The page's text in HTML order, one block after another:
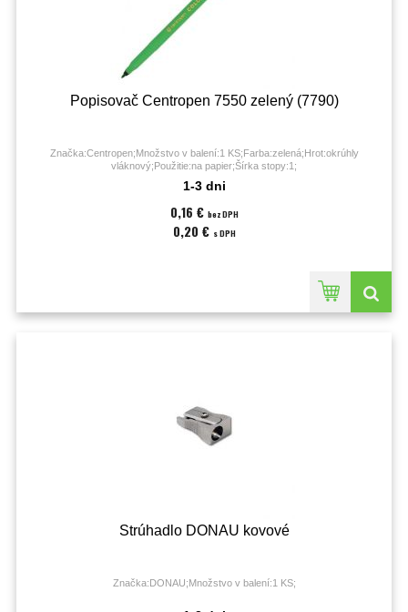
Popisovač Centropen 7550 zelený (7790)
Značka:Centropen;Množstvo v balení:1 KS;Farba:zelená;Hrot:okrúhly
vláknový;Použitie:na papier;Šírka stopy:1;
1-3 dni
0,16 € bez DPH
0,20 € s DPH
Strúhadlo DONAU kovové
Značka:DONAU;Množstvo v balení:1 KS;